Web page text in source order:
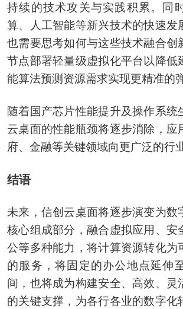
持续的技术攻关与实践积累。同
算、人工智能等新兴技术的快速发
也需要思考如何与这些技术融合创
节点部署轻量级虚拟化平台以降低
能算法预测资源需求实现更精准的
随着国产芯片性能提升及操作系统
云桌面的性能瓶颈将逐步消除，应
府、金融等关键领域向更广泛的行
结语
未来，信创云桌面将逐步演变为数
核心组成部分，融合虚拟应用、安
公等多种能力，将计算资源转化为
的服务，将固定的办公地点延伸
间，也将成为构建安全、高效、灵
的关键支撑，为各行各业的数字化